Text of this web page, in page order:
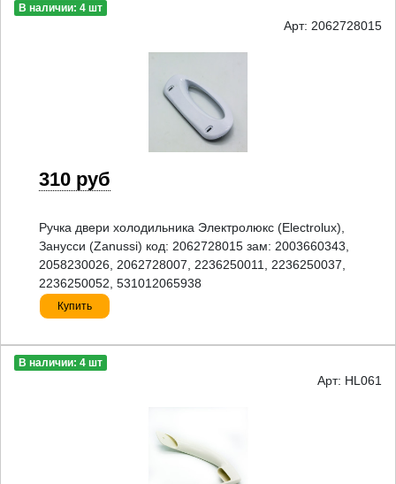
В наличии: 4 шт
Арт: 2062728015
310 руб
Ручка двери холодильника Электролюкс (Electrolux),
Занусси (Zanussi) код: 2062728015 зам: 2003660343,
2058230026, 2062728007, 2236250011, 2236250037,
2236250052, 531012065938
Купить
В наличии: 4 шт
Арт: HL061